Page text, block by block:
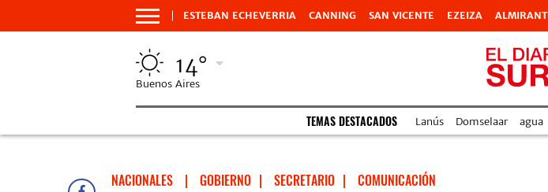
ESTEBAN ECHEVERRIA CANNING SAN VICENTE EZEIZA
14°
Buenos Aires
TEMAS DESTACADOS Lanús Domselaar agua
NACIONALES | GOBIERNO | SECRETARIO | COMUNICACIÓN